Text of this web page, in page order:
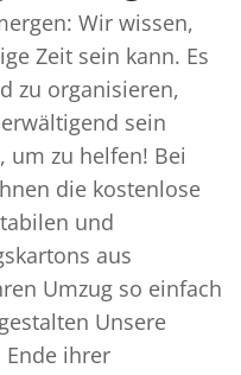
Wir wissen,
Zeit sein kann. Es
zu organisieren,
sein
um zu helfen! Bei
die kostenlose
und
aus
Umzug so einfach
Unsere
ihrer